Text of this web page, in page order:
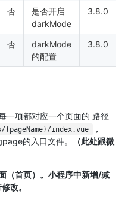
否
是否开启
darkMode
3.8.0
否
darkMode
的配置
3.8.0
一项都对应一个页面的 路径
{pageName}/index.vue ，
的入口文件。
（此处跟微
（首页）。小程序中新增/减
改。